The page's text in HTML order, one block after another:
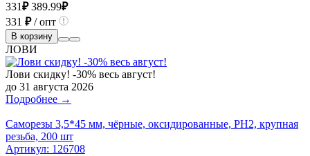
331₽ 389.99₽
331 ₽/ опт
В корзину
ЛОВИ
Лови скидку! -30% весь август!
до 31 августа 2026
Подробнее →
Саморезы 3,5*45 мм, чёрные, оксидированные, РН2, крупная
резьба, 200 шт
Артикул: 126708